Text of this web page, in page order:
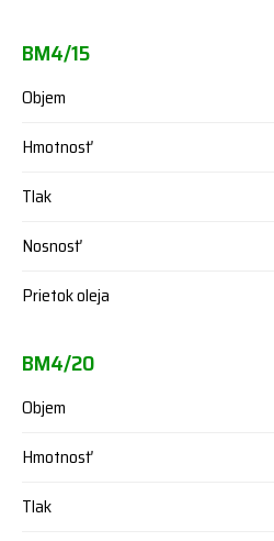
BM4/15
Objem
Hmotnosť
Tlak
Nosnosť
Prietok oleja
BM4/20
Objem
Hmotnosť
Tlak